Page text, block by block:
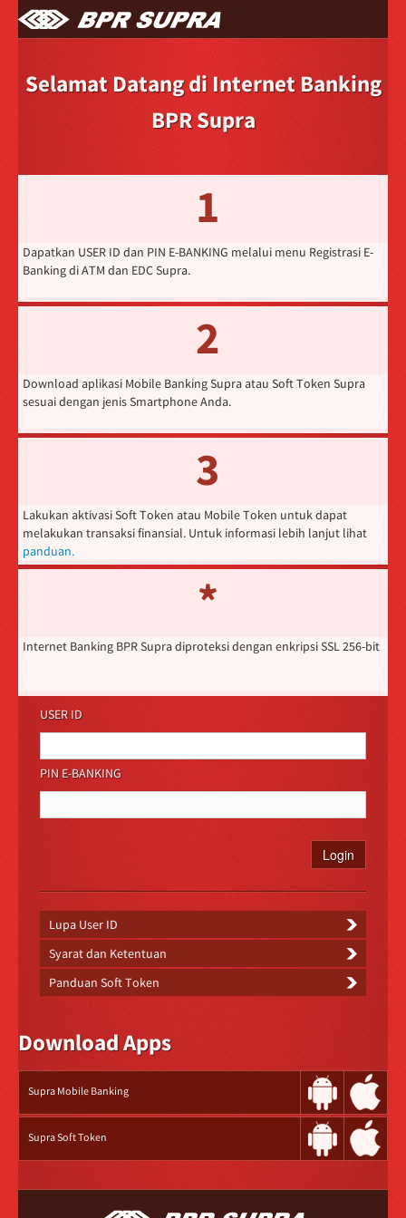
Selamat Datang di Internet Banking
BPR Supra
1
Dapatkan USER ID dan PIN E-BANKING melalui menu Registrasi E-
Banking di ATM dan EDC Supra.
2
Download aplikasi Mobile Banking Supra atau Soft Token Supra
sesuai dengan jenis Smartphone Anda.
3
Lakukan aktivasi Soft Token atau Mobile Token untuk dapat
melakukan transaksi finansial. Untuk informasi lebih lanjut lihat
panduan.
*
Internet Banking BPR Supra diproteksi dengan enkripsi SSL 256-bit
USER ID
PIN E-BANKING
Lupa User ID
Syarat dan Ketentuan
Panduan Soft Token
Download Apps
Supra Mobile Banking
Supra Soft Token